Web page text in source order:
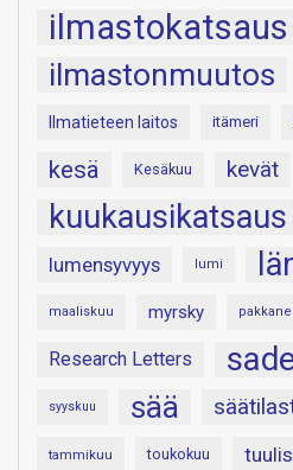
ilmastokatsaus
ilmastonmuutos
Ilmatieteen laitos itämeri
kesä Kesäkuu kevät
kuukausikatsaus
lumensyvyys lumi
maaliskuu myrsky
Research Letters
syyskuu sää
tammikuu toukokuu